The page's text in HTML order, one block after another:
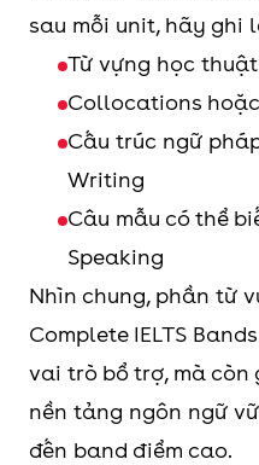
Our
relationship
with nature
True/
Yes/No/
Short-
Một
các bài
sau mỗi unit, hãy ghi
Từ vựng học
Collocations
Cấu trúc ngữ
Writing
Câu mẫu có thể
Speaking
Nhìn chung, phần từ
Complete IELTS
vai trò bổ trợ, mà còn
nền tảng ngôn ngữ
đến band điểm cao.